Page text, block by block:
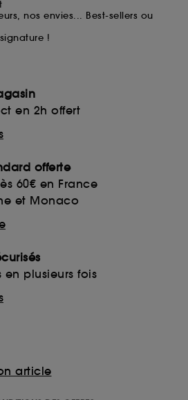
nos envies... Best-sellers ou
!
en 2h offert
offerte
60€ en France
et Monaco
plusieurs fois
article